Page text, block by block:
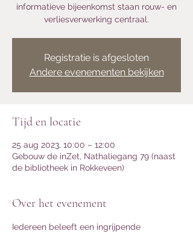
informatieve bijeenkomst staan rouw- en
verliesverwerking centraal.
Registratie is afgesloten
Andere evenementen bekijken
Tijd en locatie
25 aug 2023, 10:00 – 12:00
Gebouw de inZet, Nathaliegang 79 (naast
de bibliotheek in Rokkeveen)
Over het evenement
Iedereen beleeft een ingrijpende